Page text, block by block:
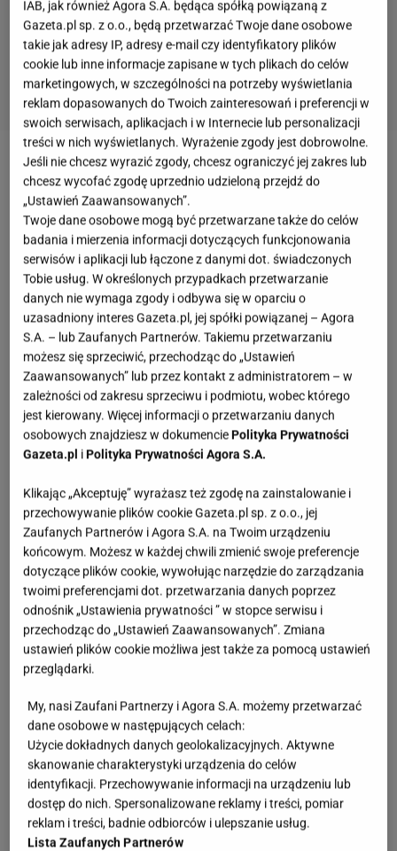
IAB, jak również Agora S.A. będąca spółką powiązaną z
Gazeta.pl sp. z o.o., będą przetwarzać Twoje dane osobowe
takie jak adresy IP, adresy e-mail czy identyfikatory plików
cookie lub inne informacje zapisane w tych plikach do celów
marketingowych, w szczególności na potrzeby wyświetlania
reklam dopasowanych do Twoich zainteresowań i preferencji w
swoich serwisach, aplikacjach i w Internecie lub personalizacji
treści w nich wyświetlanych. Wyrażenie zgody jest dobrowolne.
Jeśli nie chcesz wyrazić zgody, chcesz ograniczyć jej zakres lub
chcesz wycofać zgodę uprzednio udzieloną przejdź do
„Ustawień Zaawansowanych”.
Twoje dane osobowe mogą być przetwarzane także do celów
badania i mierzenia informacji dotyczących funkcjonowania
serwisów i aplikacji lub łączone z danymi dot. świadczonych
Tobie usług. W określonych przypadkach przetwarzanie
danych nie wymaga zgody i odbywa się w oparciu o
uzasadniony interes Gazeta.pl, jej spółki powiązanej – Agora
S.A. – lub Zaufanych Partnerów. Takiemu przetwarzaniu
możesz się sprzeciwić, przechodząc do „Ustawień
Zaawansowanych” lub przez kontakt z administratorem – w
zależności od zakresu sprzeciwu i podmiotu, wobec którego
jest kierowany. Więcej informacji o przetwarzaniu danych
osobowych znajdziesz w dokumenciePolityka Prywatności
Gazeta.pl iPolityka Prywatności Agora S.A.
Klikając „Akceptuję” wyrażasz też zgodę na zainstalowanie i
przechowywanie plików cookie Gazeta.pl sp. z o.o., jej
Zaufanych Partnerów i Agora S.A. na Twoim urządzeniu
końcowym. Możesz w każdej chwili zmienić swoje preferencje
dotyczące plików cookie, wywołując narzędzie do zarządzania
twoimi preferencjami dot. przetwarzania danych poprzez
odnośnik „Ustawienia prywatności ” w stopce serwisu i
przechodząc do „Ustawień Zaawansowanych”. Zmiana
ustawień plików cookie możliwa jest także za pomocą ustawień
przeglądarki.
My, nasi Zaufani Partnerzy i Agora S.A. możemy przetwarzać
dane osobowe w następujących celach:
Użycie dokładnych danych geolokalizacyjnych. Aktywne
skanowanie charakterystyki urządzenia do celów
identyfikacji. Przechowywanie informacji na urządzeniu lub
dostęp do nich. Spersonalizowane reklamy i treści, pomiar
reklam i treści, badnie odbiorców i ulepszanie usług.
Lista Zaufanych Partnerów